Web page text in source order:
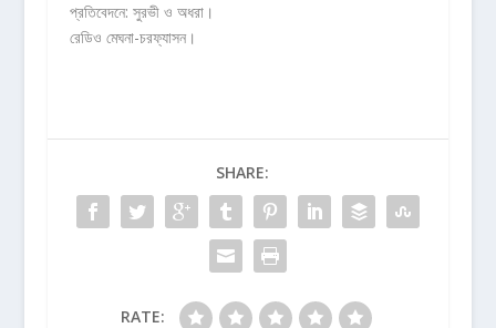
প্রতিবেদনে: সুরভী ও অধরা।
রেডিও মেঘনা-চরফ্যাসন।
SHARE:
RATE: